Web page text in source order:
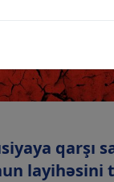
qarşı
layihəsini